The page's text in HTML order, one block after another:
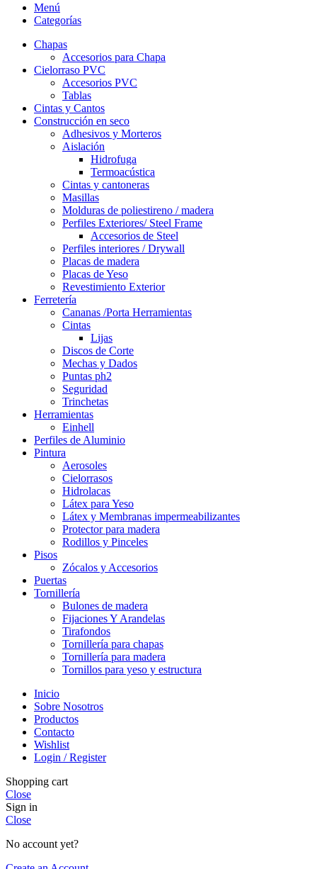
Menú
Categorías
Chapas
Accesorios para Chapa
Cielorraso PVC
Accesorios PVC
Tablas
Cintas y Cantos
Construcción en seco
Adhesivos y Morteros
Aislación
Hidrofuga
Termoacústica
Cintas y cantoneras
Masillas
Molduras de poliestireno / madera
Perfiles Exteriores/ Steel Frame
Accesorios de Steel
Perfiles interiores / Drywall
Placas de madera
Placas de Yeso
Revestimiento Exterior
Ferretería
Cananas /Porta Herramientas
Cintas
Lijas
Discos de Corte
Mechas y Dados
Puntas ph2
Seguridad
Trinchetas
Herramientas
Einhell
Perfiles de Aluminio
Pintura
Aerosoles
Cielorrasos
Hidrolacas
Látex para Yeso
Látex y Membranas impermeabilizantes
Protector para madera
Rodillos y Pinceles
Pisos
Zócalos y Accesorios
Puertas
Tornillería
Bulones de madera
Fijaciones Y Arandelas
Tirafondos
Tornillería para chapas
Tornillería para madera
Tornillos para yeso y estructura
Inicio
Sobre Nosotros
Productos
Contacto
Wishlist
Login / Register
Shopping cart
Close
Sign in
Close
No account yet?